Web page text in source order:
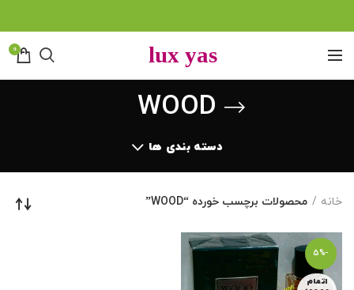
0
WOOD
دسته بندی ها
خانه محصولات برچسب خورده “WOOD”
-5%
اتمام